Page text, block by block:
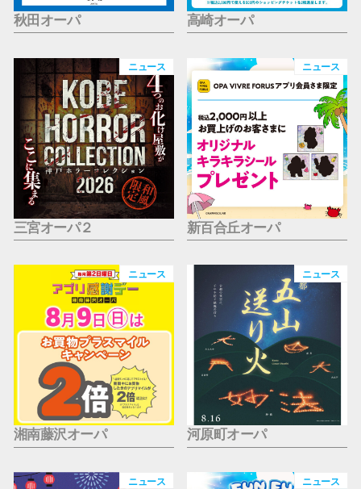
秋田オーパ 高崎オーパ
ニュース
三宮オーパ２
ニュース
新百合丘オーパ
ニュース
湘南藤沢オーパ
ニュース
河原町オーパ
ニュース ニュース